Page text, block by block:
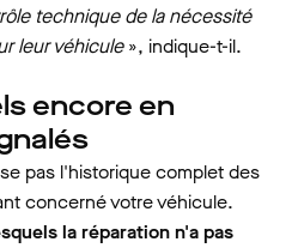
technique de la nécessité
leur véhicule», indique-t-il.
encore en
pas l'historique complet des
concerné votre véhicule.
la réparation n'a pas